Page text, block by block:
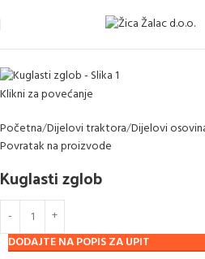
Klikni za povećanje
Početna Dijelovi traktora Dijelovi
Povratak na proizvode
Kuglasti zglob
DODAJTE NA POPIS ZA UPIT